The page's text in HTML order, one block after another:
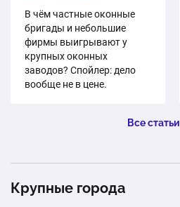
В чём частные оконные
бригады и небольшие
фирмы выигрывают у
крупных оконных
заводов? Спойлер: дело
вообще не в цене.
Все статьи
Крупные города